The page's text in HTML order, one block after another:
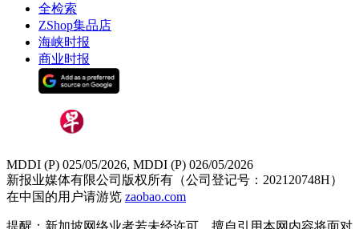
全检索
ZShop集品店
海峡时报
商业时报
MDDI (P) 025/05/2026, MDDI (P) 026/05/2026
新报业媒体有限公司版权所有（公司登记号：202120748H）
在中国的用户请游览 zaobao.com
提醒：新加坡网络业者若未经许可，擅自引用本网内容将面对